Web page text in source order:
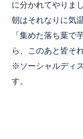
に分かれてやりま
朝はそれなりに気
「集めた落ち葉で
ら、このあと皆そ
※ソーシャルディ
す。